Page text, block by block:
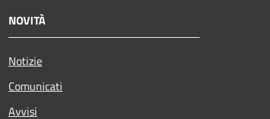
NOVITÀ
Notizie
Comunicati
Avvisi